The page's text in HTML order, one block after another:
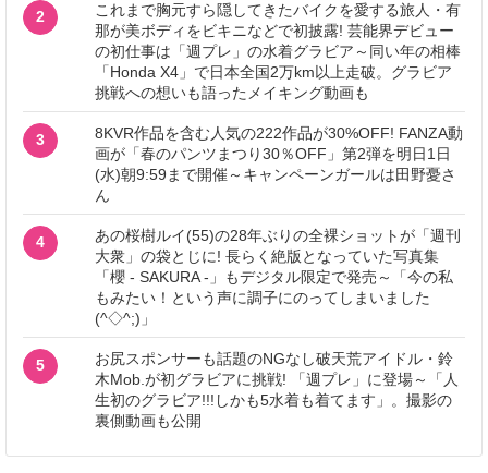
2
これまで胸元すら隠してきたバイクを愛する旅人・有
那が美ボディをビキニなどで初披露! 芸能界デビュー
の初仕事は「週プレ」の水着グラビア～同い年の相棒
「Honda X4」で日本全国2万km以上走破。グラビア
挑戦への想いも語ったメイキング動画も
3
8KVR作品を含む人気の222作品が30%OFF! FANZA動
画が「春のパンツまつり30％OFF」第2弾を明日1日
(水)朝9:59まで開催～キャンペーンガールは田野憂さ
ん
4
あの桜樹ルイ(55)の28年ぶりの全裸ショットが「週刊
大衆」の袋とじに! 長らく絶版となっていた写真集
「櫻 - SAKURA -」もデジタル限定で発売～「今の私
もみたい！という声に調子にのってしまいました
(^◇^;)」
5
お尻スポンサーも話題のNGなし破天荒アイドル・鈴
木Mob.が初グラビアに挑戦! 「週プレ」に登場～「人
生初のグラビア!!!しかも5水着も着てます」。撮影の
裏側動画も公開